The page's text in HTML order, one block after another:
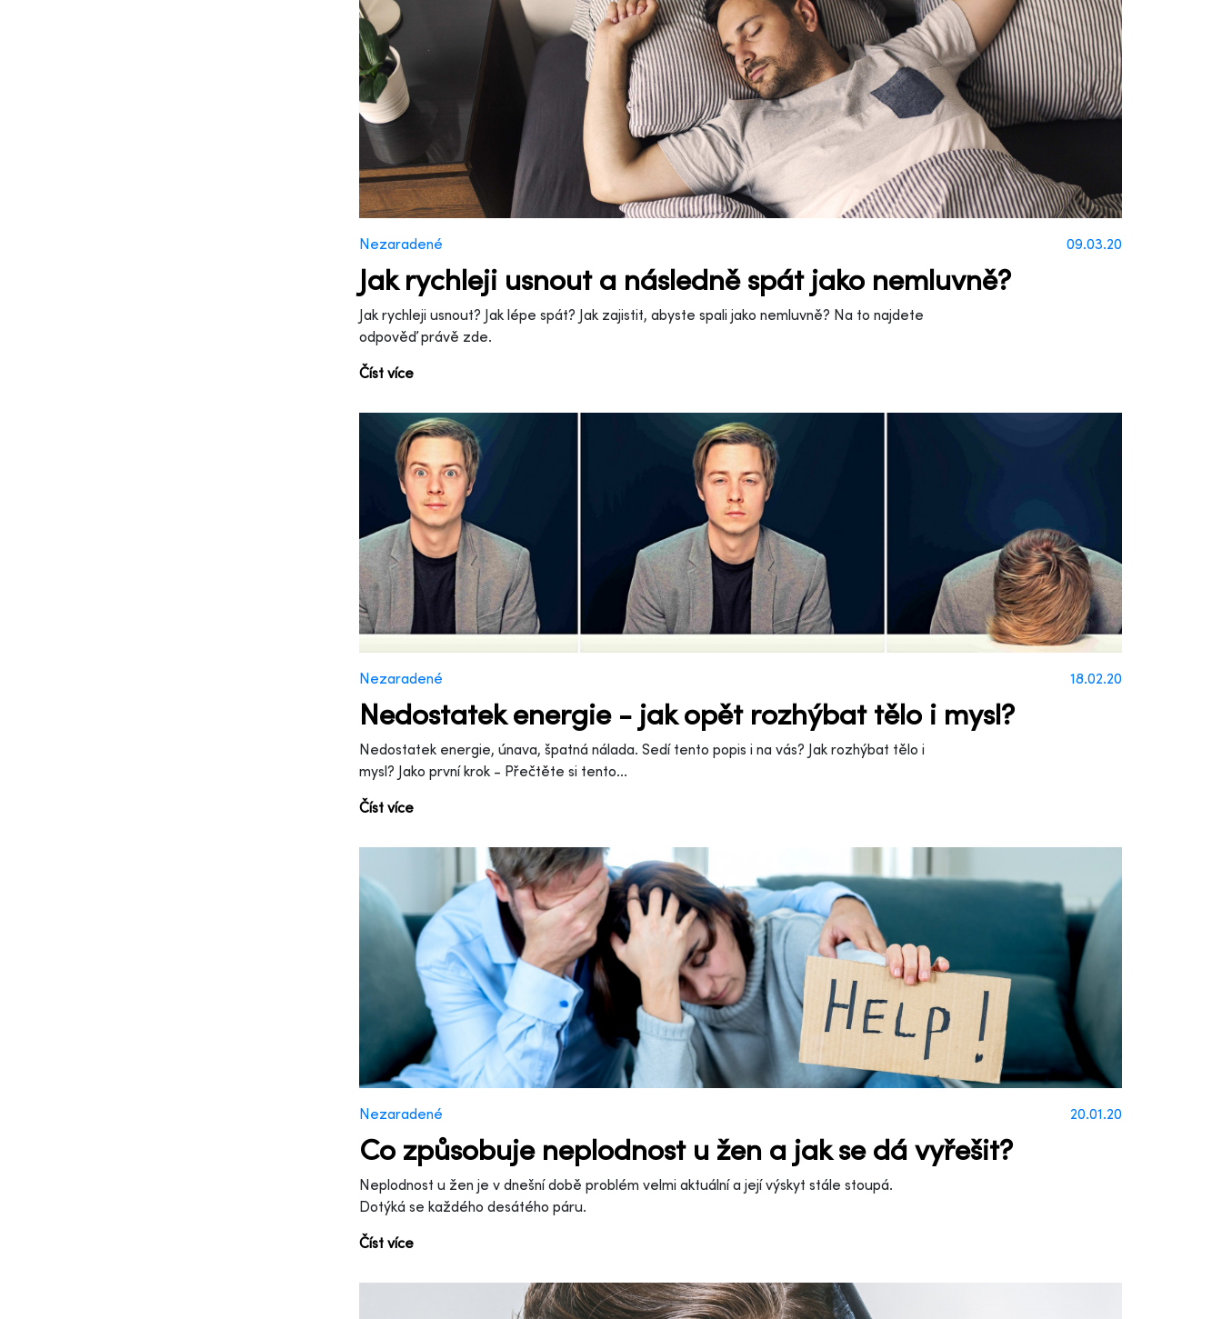
Nezaradené 09.03.20
Jak rychleji usnout a následně spát jako nemluvně?
Jak rychleji usnout? Jak lépe spát? Jak zajistit, abyste spali jako nemluvně? Na to najdete
odpověď právě zde.
Číst více
Nezaradené 18.02.20
Nedostatek energie - jak opět rozhýbat tělo i mysl?
Nedostatek energie, únava, špatná nálada. Sedí tento popis i na vás? Jak rozhýbat tělo i
mysl? Jako první krok - Přečtěte si tento...
Číst více
Nezaradené 20.01.20
Co způsobuje neplodnost u žen a jak se dá vyřešit?
Neplodnost u žen je v dnešní době problém velmi aktuální a její výskyt stále stoupá.
Dotýká se každého desátého páru.
Číst více